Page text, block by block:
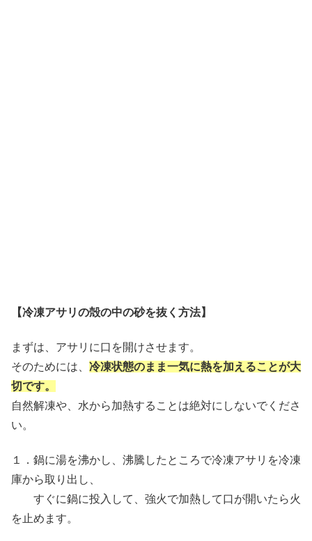
【冷凍アサリの殻の中の砂を抜く方法】
まずは、アサリに口を開けさせます。
そのためには、 冷凍状態のまま一気に熱を加えることが大
切です。
自然解凍や、水から加熱することは絶対にしないでくださ
い。
１．鍋に湯を沸かし、沸騰したところで冷凍アサリを冷凍
庫から取り出し、
すぐに鍋に投入して、強火で加熱して口が開いたら火
を止めます。